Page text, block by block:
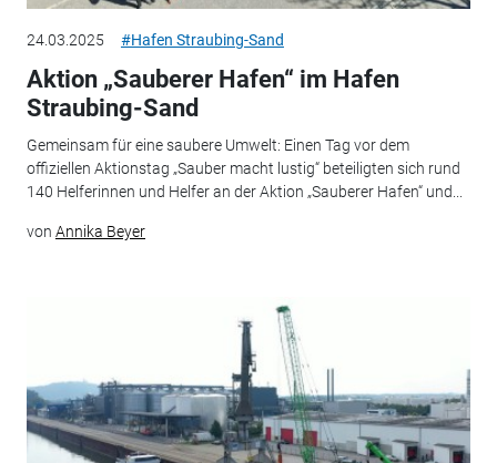
24.03.2025 #Hafen Straubing-Sand
Aktion „Sauberer Hafen“ im Hafen
Straubing-Sand
Gemeinsam für eine saubere Umwelt: Einen Tag vor dem
offiziellen Aktionstag „Sauber macht lustig“ beteiligten sich rund
140 Helferinnen und Helfer an der Aktion „Sauberer Hafen“ und...
von Annika Beyer